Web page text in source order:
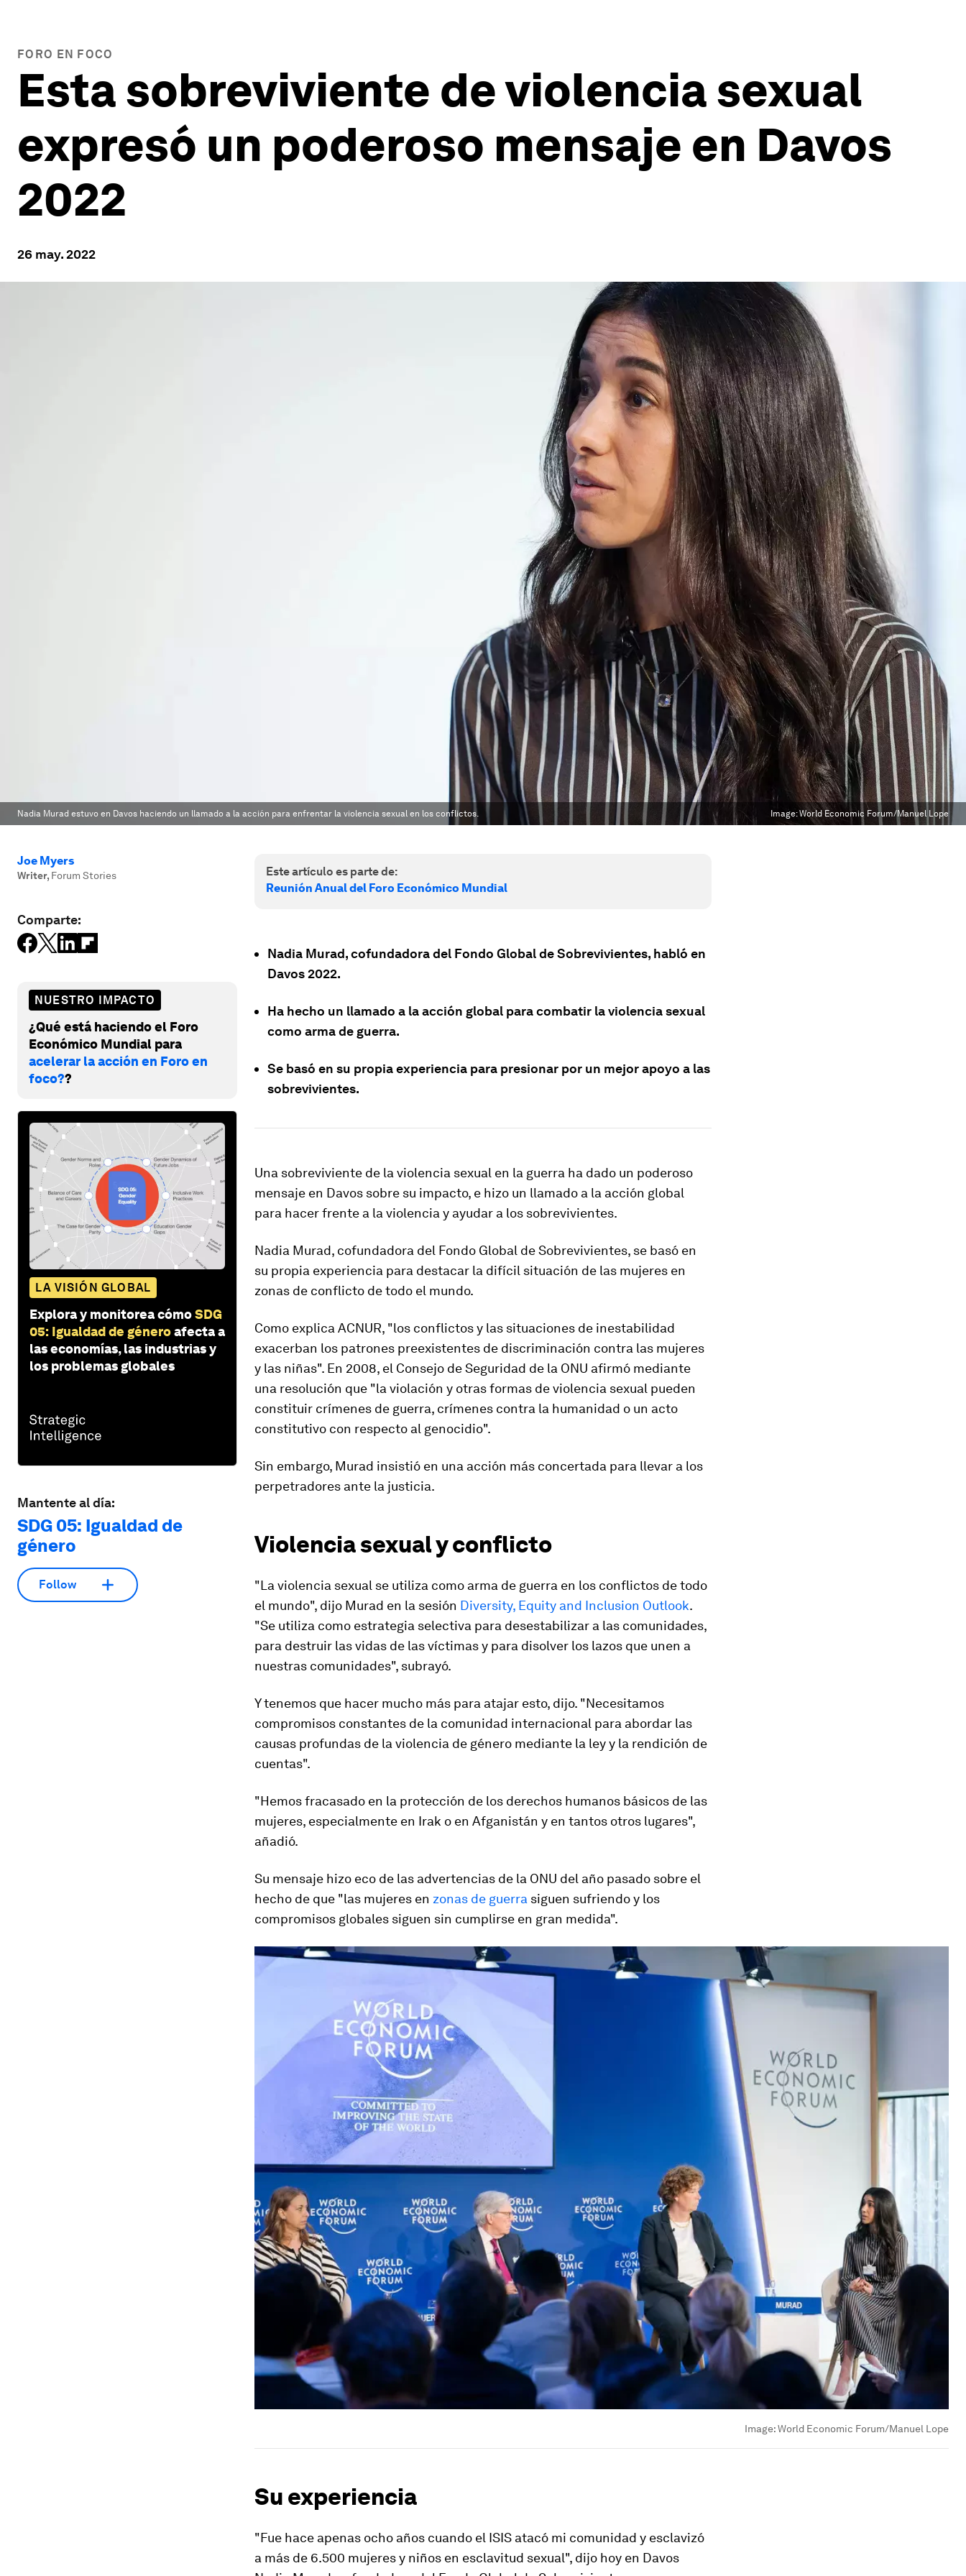
FORO EN FOCO
Esta sobreviviente de violencia sexual
expresó un poderoso mensaje en Davos
2022
26 may. 2022
Nadia Murad estuvo en Davos haciendo un llamado a la acción para enfrentar la violencia sexual en los conflictos. Image:World Economic Forum/Manuel Lope
Joe Myers
Writer, Forum Stories
Comparte:
NUESTRO IMPACTO
¿Qué está haciendo el Foro
Económico Mundial para
acelerar la acción en Foro en
foco??
LA VISIÓN GLOBAL
Explora y monitorea cómoSDG
05: Igualdad de géneroafecta a
las economías, las industrias y
los problemas globales
Mantente al día:
SDG 05: Igualdad de
género
Follow
Este artículo es parte de:
Reunión Anual del Foro Económico Mundial
Nadia Murad, cofundadora del Fondo Global de Sobrevivientes, habló en
Davos 2022.
Ha hecho un llamado a la acción global para combatir la violencia sexual
como arma de guerra.
Se basó en su propia experiencia para presionar por un mejor apoyo a las
sobrevivientes.
Una sobreviviente de la violencia sexual en la guerra ha dado un poderoso
mensaje en Davos sobre su impacto, e hizo un llamado a la acción global
para hacer frente a la violencia y ayudar a los sobrevivientes.
Nadia Murad, cofundadora del Fondo Global de Sobrevivientes, se basó en
su propia experiencia para destacar la difícil situación de las mujeres en
zonas de conflicto de todo el mundo.
Como explica ACNUR, "los conflictos y las situaciones de inestabilidad
exacerban los patrones preexistentes de discriminación contra las mujeres
y las niñas". En 2008, el Consejo de Seguridad de la ONU afirmó mediante
una resolución que "la violación y otras formas de violencia sexual pueden
constituir crímenes de guerra, crímenes contra la humanidad o un acto
constitutivo con respecto al genocidio".
Sin embargo, Murad insistió en una acción más concertada para llevar a los
perpetradores ante la justicia.
Violencia sexual y conflicto
"La violencia sexual se utiliza como arma de guerra en los conflictos de todo
el mundo", dijo Murad en la sesión Diversity, Equity and Inclusion Outlook.
"Se utiliza como estrategia selectiva para desestabilizar a las comunidades,
para destruir las vidas de las víctimas y para disolver los lazos que unen a
nuestras comunidades", subrayó.
Y tenemos que hacer mucho más para atajar esto, dijo. "Necesitamos
compromisos constantes de la comunidad internacional para abordar las
causas profundas de la violencia de género mediante la ley y la rendición de
cuentas".
"Hemos fracasado en la protección de los derechos humanos básicos de las
mujeres, especialmente en Irak o en Afganistán y en tantos otros lugares",
añadió.
Su mensaje hizo eco de las advertencias de la ONU del año pasado sobre el
hecho de que "las mujeres en zonas de guerra siguen sufriendo y los
compromisos globales siguen sin cumplirse en gran medida".
Image:World Economic Forum/Manuel Lope
Su experiencia
"Fue hace apenas ocho años cuando el ISIS atacó mi comunidad y esclavizó
a más de 6.500 mujeres y niños en esclavitud sexual", dijo hoy en Davos